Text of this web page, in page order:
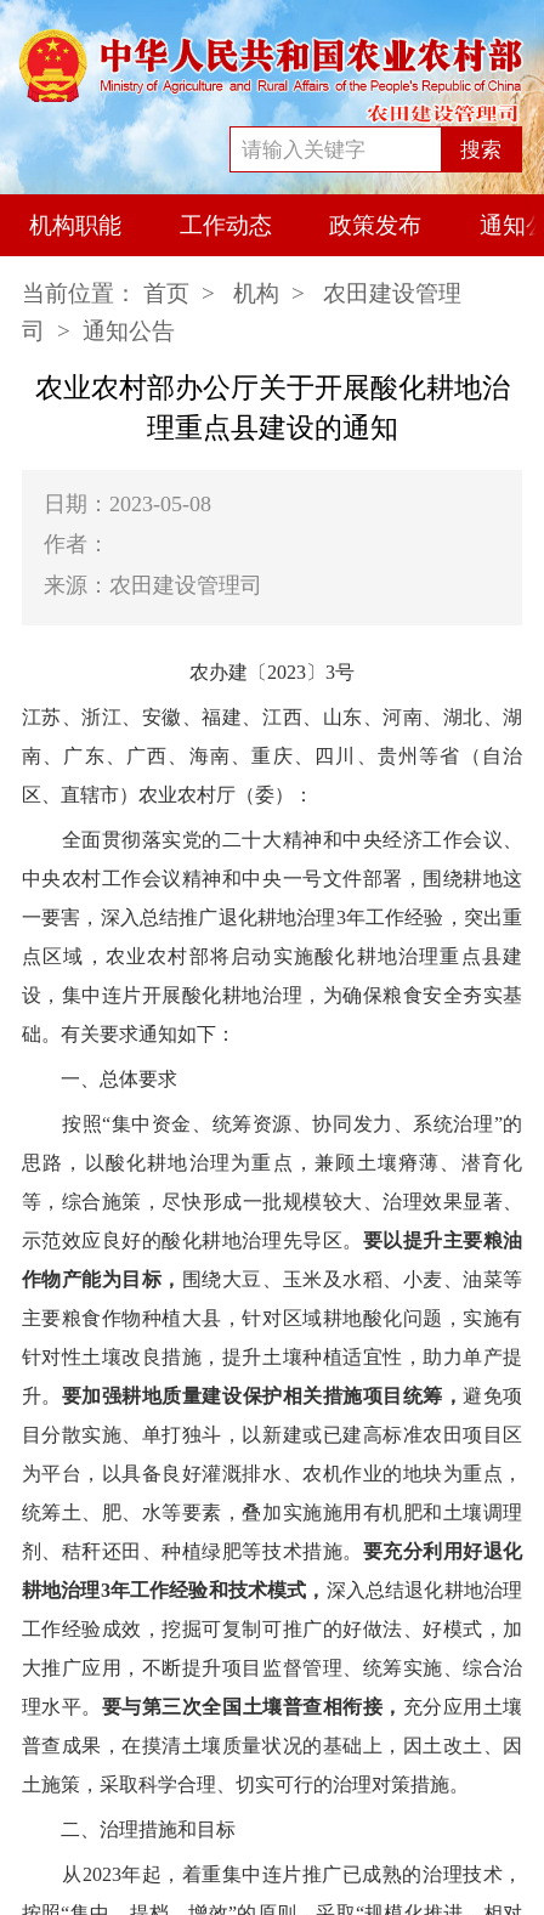
搜索
机构职能 工作动态 政策发布 通知
当前位置： 首页 > 机构 >
农田建设管理
司
> 通知公告
农业农村部办公厅关于开展酸化耕地治
理重点县建设的通知
日期：2023-05-08
作者：
来源：农田建设管理司
农办建〔 2023〕 3号
江苏、浙江、安徽、福建、江西、山东、河南、湖北、湖
南、广东、广西、海南、重庆、四川、贵州等省（自治
区、直辖市）农业农村厅（委）：
全面贯彻落实党的二十大精神和中央经济工作会议、
中央农村工作会议精神和中央一号文件部署 ，围绕耕地这
一要害，深入总结推广退化耕地治理3年工作经验，突出重
点区域， 农业农村部将 启动实施酸化耕地治理重点县建
设， 集中连片开展酸化耕地治理， 为确保粮食安全夯实基
础。有关要求通知如下：
一、总体要求
按照“集中资金、统筹资源、协同发力、系统治理”的
思路 ，
以酸化耕地治理为重点，兼顾土壤瘠薄、潜育化
等 ，综合施策 ，尽快形成一批规模较大、治理效果显著、
示范效应良好的酸化耕地治理先导区。 要以提升主要粮油
作物产能为目标， 围绕大豆、 玉米 及 水稻、小麦、油菜等
主要粮食作物种植大县，针对区域耕地酸化问题，实施有
针对性土壤改良措施，提升土壤种植适宜性，助力单产提
升。 要加强耕地质量建设保护相关措施项目 统筹，避免项
目分散实施、单打独斗，以新建或已建高标准农田项目区
为平台，以具备良好灌溉排水、农机作业的地块为重点，
统筹土、肥、水等要素，叠加实施施用有机肥和土壤调理
剂、秸秆还田、种植绿肥等技术措施。 要充分利用好退化
耕地治理3年工作经验和技术模式， 深入总结退化耕地治理
工作经验成效，挖掘可复制可推广的好做法、好模式，加
大推广应用，不断提升项目监督管理、统筹实施、综合治
理水平。 要与第三次全国土壤普查相衔接， 充分应用土壤
普查成果，在摸清土壤质量状况的基础上，因土改土、因
土施策，采取科学合理、切实可行的治理对策措施。
二、治理措施和目标
从 2023年起，着重集中连片推广已成熟的治理技术，